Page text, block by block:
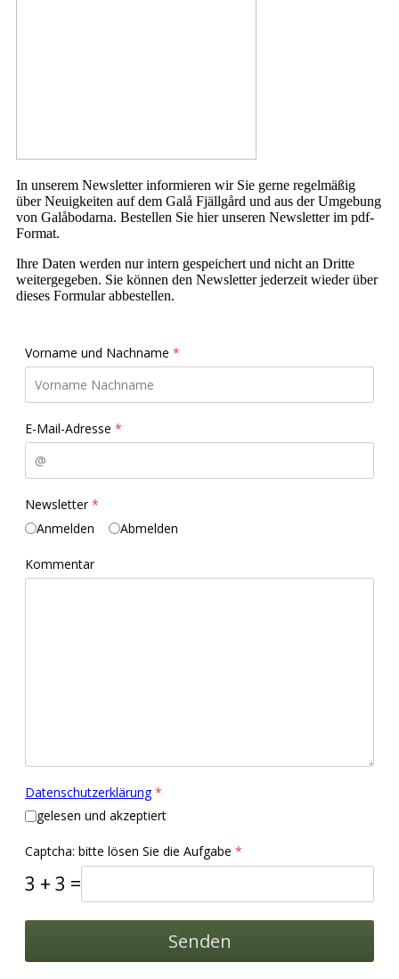
In unserem Newsletter informieren wir Sie gerne regelmäßig
über Neuigkeiten auf dem Galå Fjällgård und aus der Umgebung
von Galåbodarna. Bestellen Sie hier unseren Newsletter im pdf-
Format.
Ihre Daten werden nur intern gespeichert und nicht an Dritte
weitergegeben. Sie können den Newsletter jederzeit wieder über
dieses Formular abbestellen.
Vorname und Nachname *
E-Mail-Adresse *
Newsletter*
Anmelden
Abmelden
Kommentar
Datenschutzerklärung *
gelesen und akzeptiert
Captcha: bitte lösen Sie die Aufgabe *
3 + 3 =
Senden